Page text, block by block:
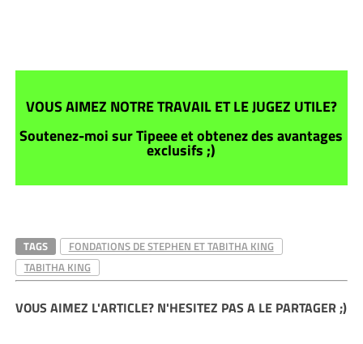
VOUS AIMEZ NOTRE TRAVAIL ET LE JUGEZ UTILE?
Soutenez-moi sur Tipeee et obtenez des avantages
exclusifs ;)
TAGS
FONDATIONS DE STEPHEN ET TABITHA KING
TABITHA KING
VOUS AIMEZ L'ARTICLE? N'HESITEZ PAS A LE PARTAGER ;)